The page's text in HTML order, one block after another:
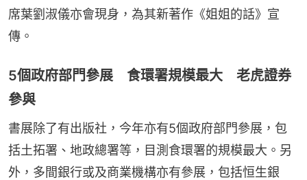
席葉劉淑儀亦會現身，為其新著作《姐姐的話》宣
傳。
5個政府部門參展 食環署規模最大 老虎證券
參與
書展除了有出版社，今年亦有5個政府部門參展，包
括土拓署、地政總署等，目測食環署的規模最大。另
外，多間銀行或及商業機構亦有參展，包括恒生銀